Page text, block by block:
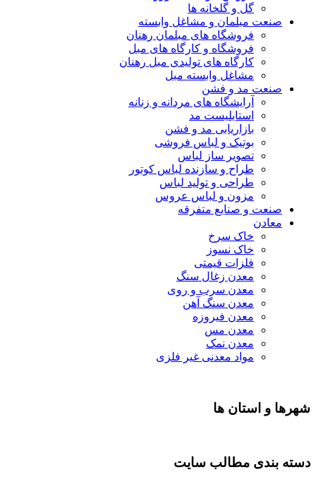
گل و گلخانه ها
صنعت مبلمان و مشاغل وابسته
فروشگاه های مبلمان رهنان
فروشگاه و کارگاه های مبل
کارگاه های تولیدی مبل رهنان
مشاغل وابسته مبل
صنعت مد و فشن
آرایشگاه های مردانه و زنانه
استایلیست مد
بازاریابی مد و فشن
بوتیک و لباس فروشی
تصویر ساز لباس
طراح و سازنده لباس کوتور
طراحی و تولید لباس
مزون و لباس عروس
صنعت و صنایع متفرقه
معادن
خاک سرخ
خاک نسوز
فلزات قیمتی
معدن زغال سنگ
معدن سرب و روی
معدن سنگ آهن
معدن فیروزه
معدن مس
معدن نمک
مواد معدنی غیر فلزی
شهرها و استان ها
دسته بندی مطالب سایت